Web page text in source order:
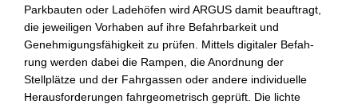
Parkbauten oder Ladehöfen wird ARGUS damit beauftragt,
die jeweiligen Vorhaben auf ihre Befahrbar­keit und
Genehmigungsfähigkeit zu prüfen. Mittels digitaler Befah­
rung werden dabei die Rampen, die Anordnung der
Stellplätze und der Fahr­gassen oder andere individuelle
Herausforderungen fahrgeometrisch geprüft. Die lichte